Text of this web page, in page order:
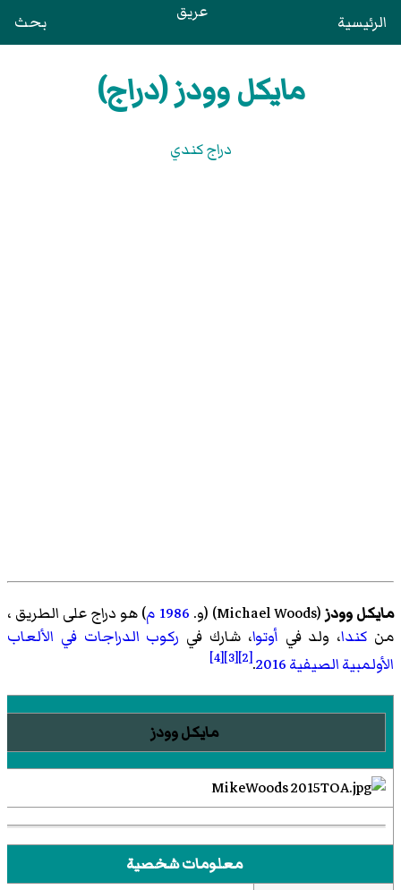
الرئيسية عريق بحث
مايكل وودز (دراج)
دراج كندي
مايكل وودز(
Michael Woods)‏ (و. 1986 م) هو دراج على الطريق ،
من كندا، ولد في أوتوا، شارك في ركوب الدراجات في الألعاب
الأولمبية الصيفية 2016
.
[2]
[3]
[4]
مايكل وودز
معلومات شخصية